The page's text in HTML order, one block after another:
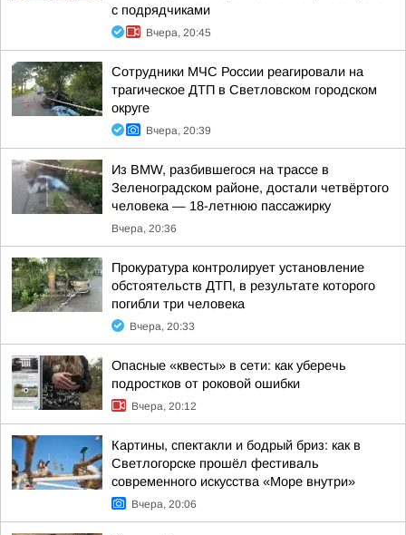
с подрядчиками
Вчера, 20:45
Сотрудники МЧС России реагировали на
трагическое ДТП в Светловском городском
округе
Вчера, 20:39
Из BMW, разбившегося на трассе в
Зеленоградском районе, достали четвёртого
человека — 18-летнюю пассажирку
Вчера, 20:36
Прокуратура контролирует установление
обстоятельств ДТП, в результате которого
погибли три человека
Вчера, 20:33
Опасные «квесты» в сети: как уберечь
подростков от роковой ошибки
Вчера, 20:12
Картины, спектакли и бодрый бриз: как в
Светлогорске прошёл фестиваль
современного искусства «Море внутри»
Вчера, 20:06